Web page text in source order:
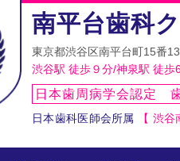
南平台歯科
東京都渋谷区南平台町15番
渋谷駅 徒歩９分/神泉駅 徒歩
日本歯周病学会認定
日本歯科医師会所属 【 渋